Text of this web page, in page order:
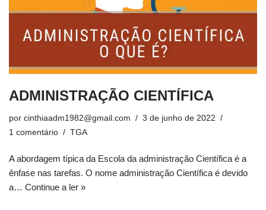
ADMINISTRAÇÃO CIENTÍFICA
por cinthiaadm1982@gmail.com
3 de junho de 2022
1 comentário
TGA
A abordagem típica da Escola da administração Científica é a
ênfase nas tarefas. O nome administração Científica é devido
a… Continue a ler »